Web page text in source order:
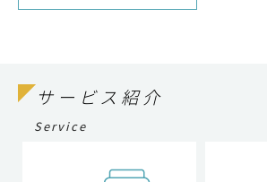
サービス紹介
Service